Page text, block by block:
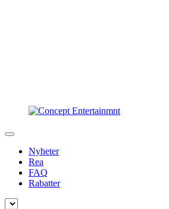
Nyheter
Rea
FAQ
Rabatter